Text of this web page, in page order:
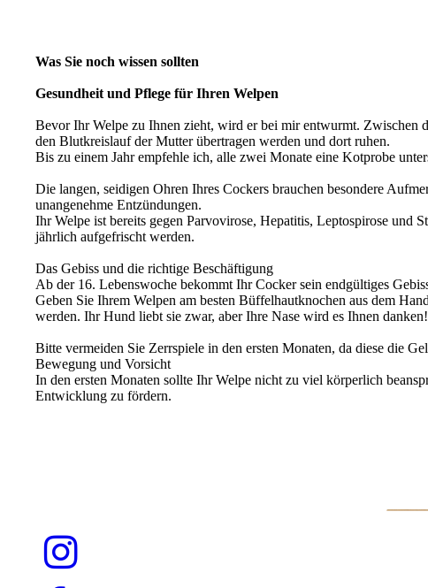
Was Sie noch wissen sollten
Gesundheit und Pflege für Ihren Welpen
Bevor Ihr Welpe zu Ihnen zieht, wird er bei mir entwurmt. Zwischen
den Blutkreislauf der Mutter übertragen werden und dort ruhen.
Bis zu einem Jahr empfehle ich, alle zwei Monate eine Kotprobe
Die langen, seidigen Ohren Ihres Cockers brauchen besondere
unangenehme Entzündungen.
Ihr Welpe ist bereits gegen Parvovirose, Hepatitis, Leptospirose und
jährlich aufgefrischt werden.
Das Gebiss und die richtige Beschäftigung
Ab der 16. Lebenswoche bekommt Ihr Cocker sein endgültiges
Geben Sie Ihrem Welpen am besten Büffelhautknochen aus dem
werden. Ihr Hund liebt sie zwar, aber Ihre Nase wird es Ihnen
Bitte vermeiden Sie Zerrspiele in den ersten Monaten, da diese die
Bewegung und Vorsicht
In den ersten Monaten sollte Ihr Welpe nicht zu viel körperlich
Entwicklung zu fördern.